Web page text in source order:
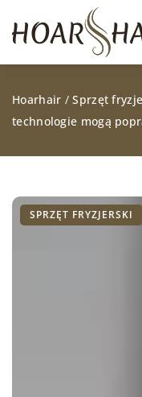
Hoarhair /Sprzęt
technologie mogą
SPRZĘT FRYZJERSKI